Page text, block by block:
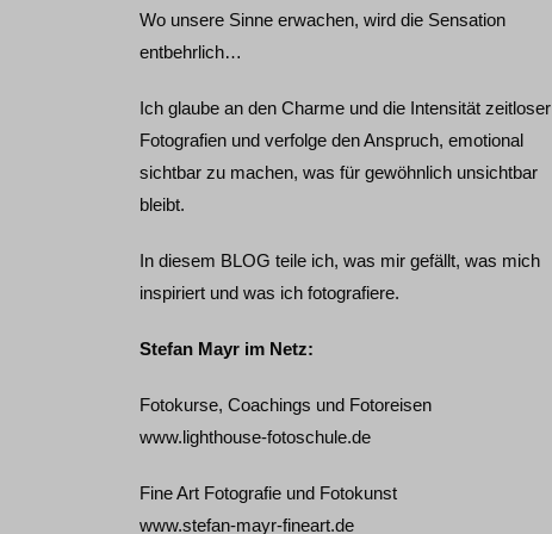
Wo unsere Sinne erwachen, wird die Sensation
entbehrlich…
Ich glaube an den Charme und die Intensität zeitloser
Fotografien und verfolge den Anspruch, emotional
sichtbar zu machen, was für gewöhnlich unsichtbar
bleibt.
In diesem BLOG teile ich, was mir gefällt, was mich
inspiriert und was ich fotografiere.
Stefan Mayr im Netz:
Fotokurse, Coachings und Fotoreisen
www.lighthouse-fotoschule.de
Fine Art Fotografie und Fotokunst
www.stefan-mayr-fineart.de